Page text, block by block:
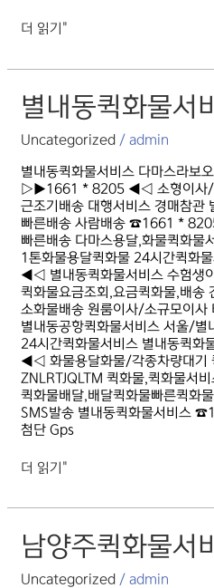
더 읽기"
별내동퀵화물서
Uncategorized /admin
별내동퀵화물서비스 다마스라보
▷▶1661 * 8205 ◀◁ 소형이사/
근조기배송 대행서비스 경매참관
빠른배송 사람배송 ☎1661 *
빠른배송 다마스용달,화물퀵화물
1톤화물용달퀵화물 24시간퀵
◀◁ 별내동퀵화물서비스 수험생
퀵화물요금조회,요금퀵화물,배송
소화물배송 원룸이사/소규모이사
별내동공항퀵화물서비스 서울/
24시간퀵화물서비스 별내동퀵
◀◁ 화물용달화물/각종차량대기
ZNLRTJQLTM 퀵화물,퀵화물서
퀵화물배달,배달퀵화물빠른퀵화
SMS발송 별내동퀵화물서비스
첨단 Gps
별내동퀵화물서비스
더 읽기"
남양주퀵화물서
Uncategorized /admin
남양주퀵화물서비스
추천퀵화물